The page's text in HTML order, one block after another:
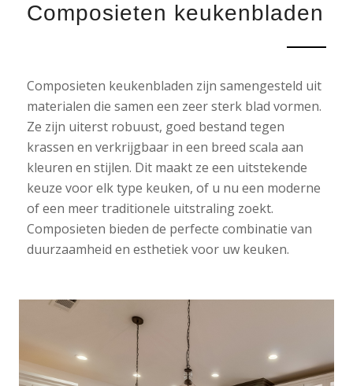
Composieten keukenbladen
Composieten keukenbladen zijn samengesteld uit
materialen die samen een zeer sterk blad vormen.
Ze zijn uiterst robuust, goed bestand tegen
krassen en verkrijgbaar in een breed scala aan
kleuren en stijlen. Dit maakt ze een uitstekende
keuze voor elk type keuken, of u nu een moderne
of een meer traditionele uitstraling zoekt.
Composieten bieden de perfecte combinatie van
duurzaamheid en esthetiek voor uw keuken.